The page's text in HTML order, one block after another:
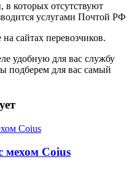
в которых отсутствуют
услугами Почтой РФ
сайтах перевозчиков.
удобную для вас службу
подберем для вас самый
мехом Coius